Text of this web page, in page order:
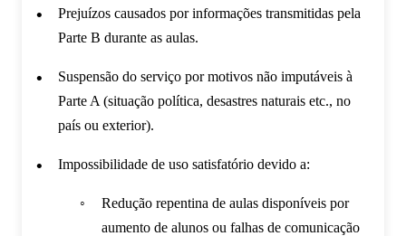
Prejuízos causados por informações transmitidas pela
Parte B durante as aulas.
Suspensão do serviço por motivos não imputáveis à
Parte A (situação política, desastres naturais etc., no
país ou exterior).
Impossibilidade de uso satisfatório devido a:
Redução repentina de aulas disponíveis por
aumento de alunos ou falhas de comunicação